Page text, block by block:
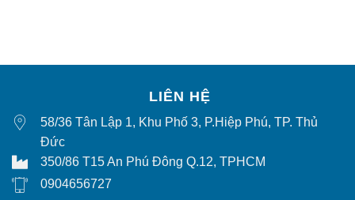
LIÊN HỆ
58/36 Tân Lập 1, Khu Phố 3, P.Hiệp Phú, TP. Thủ
Đức
350/86 T15 An Phú Đông Q.12, TPHCM
0904656727